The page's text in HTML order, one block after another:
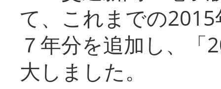
て、これまでの
７年分を追加し、「
大しまし